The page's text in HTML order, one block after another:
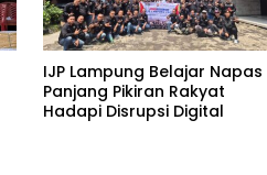
IJP Lampung Belajar Napas
Panjang Pikiran Rakyat
Hadapi Disrupsi Digital